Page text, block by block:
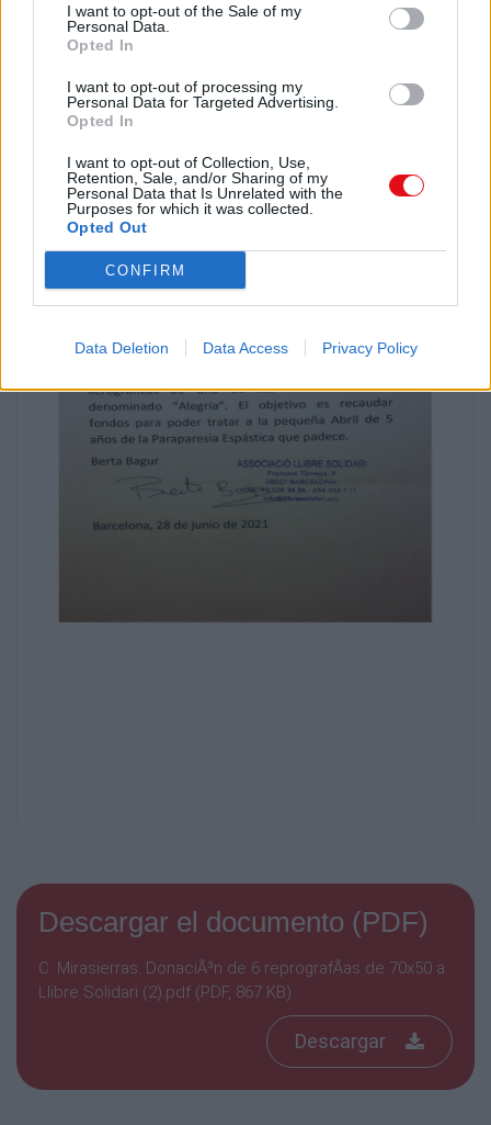
I want to opt-out of the Sale of my
Personal Data.
Opted In
I want to opt-out of processing my
Personal Data for Targeted Advertising.
Opted In
I want to opt-out of Collection, Use,
Retention, Sale, and/or Sharing of my
Personal Data that Is Unrelated with the
Purposes for which it was collected.
Opted Out
CONFIRM
Data Deletion Data Access Privacy Policy
Descargar el documento (PDF)
C. Mirasierras. DonaciÃ³n de 6 reprografÃ­as de 70x50 a
Llibre Solidari (2).pdf (PDF, 867 KB)
Descargar